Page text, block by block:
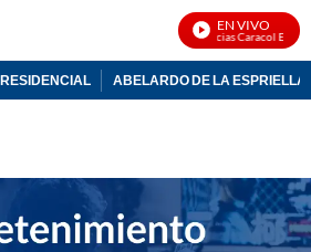
EN VIVO
Noticias Caracol En Vivo
ABELARDO DE LA ESPRIELLA